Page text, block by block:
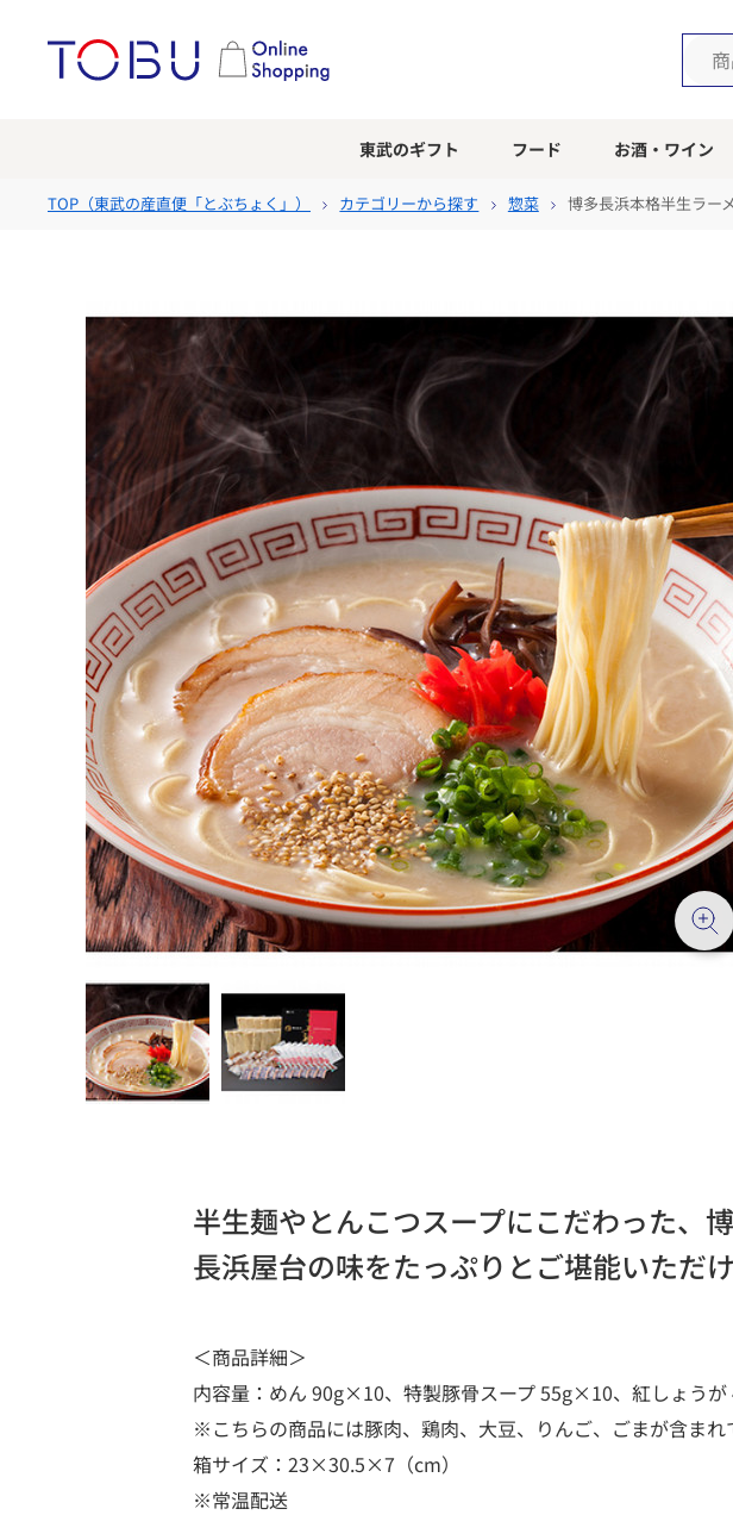
東武のギフト フード お酒・ワイン
TOP（東武の産直便「とぶちょく」 ） カテゴリーから探す 惣菜 博多長浜本格半生ラー
半生麺やとんこつスープにこだわった、
長浜屋台の味をたっぷりとご堪能いただけ
＜商品詳細＞
内容量：めん 90g×10、特製豚骨スープ 55g×10、紅しょう
※こちらの商品には豚肉、鶏肉、大豆、りんご、ごまが含まれ
箱サイズ：23×30.5×7（cm）
※常温配送